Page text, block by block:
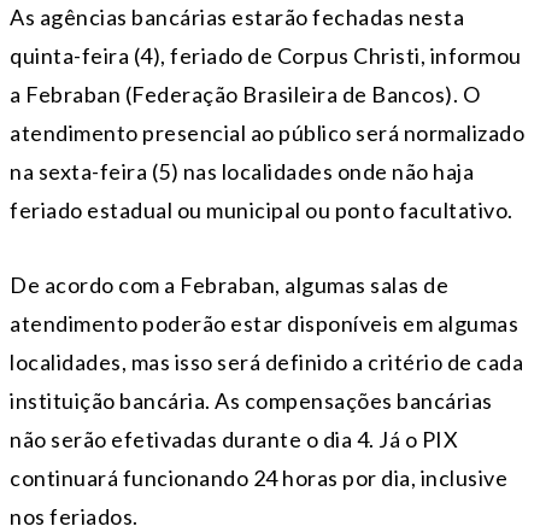
As agências bancárias estarão fechadas nesta
quinta-feira (4), feriado de Corpus Christi, informou
a Febraban (Federação Brasileira de Bancos). O
atendimento presencial ao público será normalizado
na sexta-feira (5) nas localidades onde não haja
feriado estadual ou municipal ou ponto facultativo.
De acordo com a Febraban, algumas salas de
atendimento poderão estar disponíveis em algumas
localidades, mas isso será definido a critério de cada
instituição bancária. As compensações bancárias
não serão efetivadas durante o dia 4. Já o PIX
continuará funcionando 24 horas por dia, inclusive
nos feriados.